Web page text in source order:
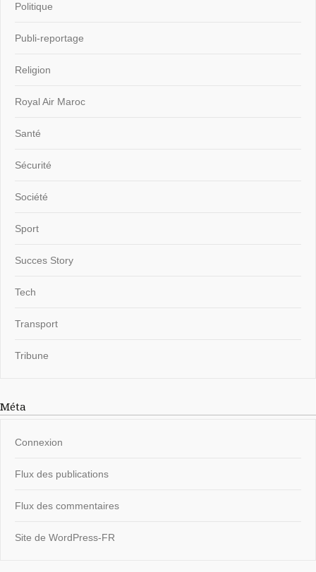
Politique
Publi-reportage
Religion
Royal Air Maroc
Santé
Sécurité
Société
Sport
Succes Story
Tech
Transport
Tribune
Méta
Connexion
Flux des publications
Flux des commentaires
Site de WordPress-FR